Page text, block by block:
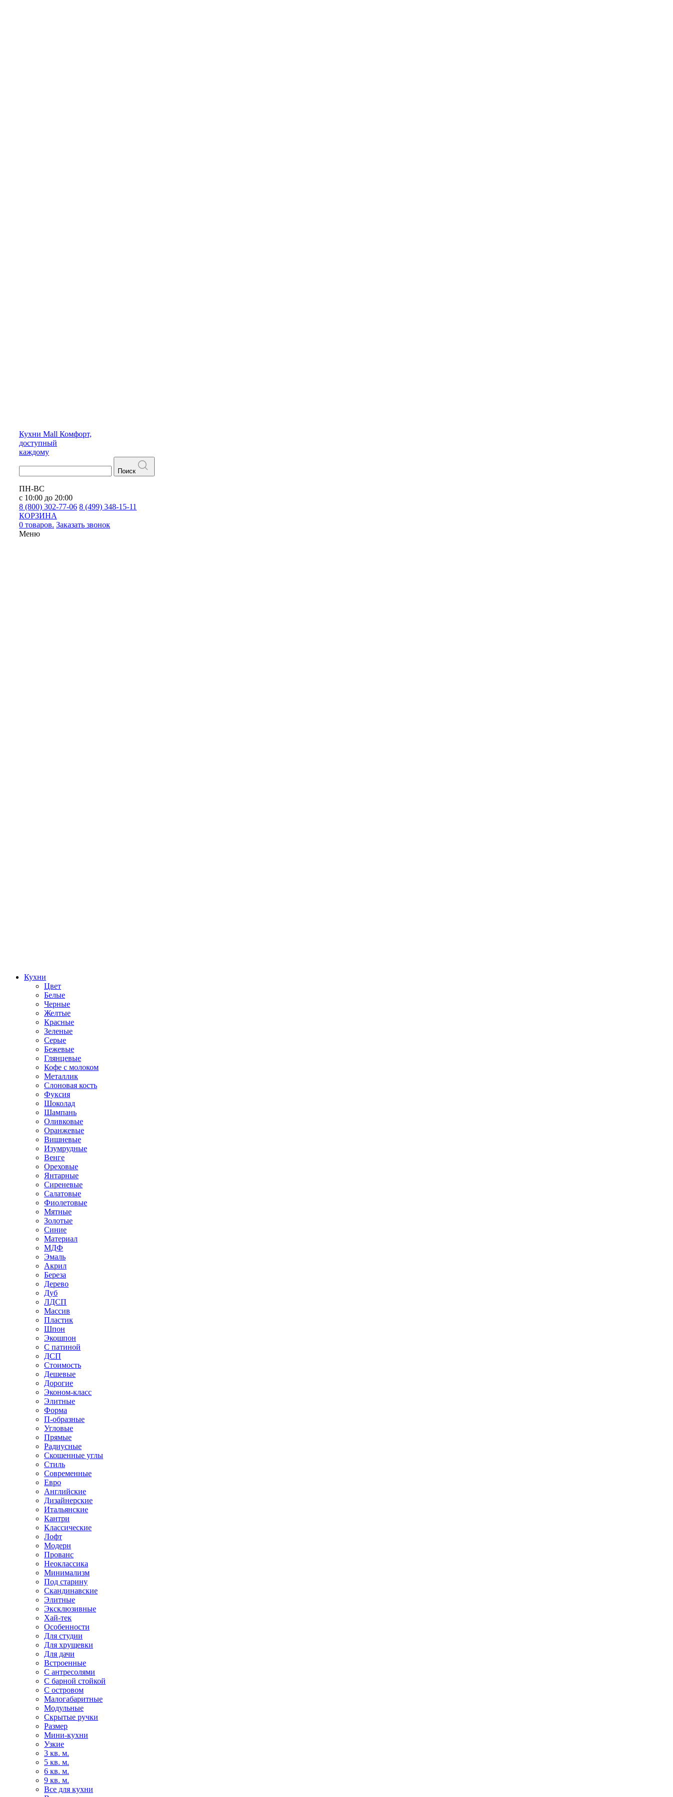
Кухни Mall Комфорт,
доступный
каждому
Поиск
ПН-ВС
с 10:00 до 20:00
8 (800) 302-77-06 8 (499) 348-15-11
КОРЗИНА
0 товаров. Заказать звонок
Меню
Кухни
Цвет
Белые
Черные
Желтые
Красные
Зеленые
Серые
Бежевые
Глянцевые
Кофе с молоком
Металлик
Слоновая кость
Фуксия
Шоколад
Шампань
Оливковые
Оранжевые
Вишневые
Изумрудные
Венге
Ореховые
Янтарные
Сиреневые
Салатовые
Фиолетовые
Мятные
Золотые
Синие
Материал
МДФ
Эмаль
Акрил
Береза
Дерево
Дуб
ЛДСП
Массив
Пластик
Шпон
Экошпон
С патиной
ДСП
Стоимость
Дешевые
Дорогие
Эконом-класс
Элитные
Форма
П-образные
Угловые
Прямые
Радиусные
Скошенные углы
Стиль
Современные
Евро
Английские
Дизайнерские
Итальянские
Кантри
Классические
Лофт
Модерн
Прованс
Неоклассика
Минимализм
Под старину
Скандинавские
Элитные
Эксклюзивные
Хай-тек
Особенности
Для студии
Для хрущевки
Для дачи
Встроенные
С антресолями
С барной стойкой
С островом
Малогабаритные
Модульные
Скрытые ручки
Размер
Мини-кухни
Узкие
3 кв. м.
5 кв. м.
6 кв. м.
9 кв. м.
Все для кухни